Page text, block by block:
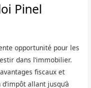
Pinel
opportunité pour les
dans l’immobilier.
fiscaux et
allant jusqu’à